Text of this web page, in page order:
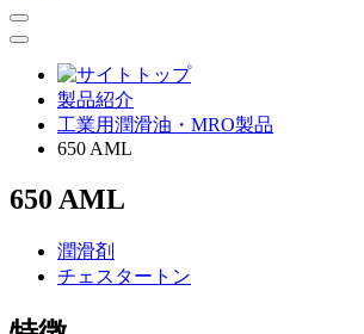
製品紹介
⼯業⽤潤滑油・MRO製品
650 AML
650 AML
潤滑剤
チェスタートン